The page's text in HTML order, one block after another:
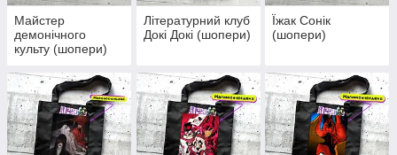
Майстер
демонічного
культу (шопери)
Літературний клуб
Докі Докі (шопери)
Їжак Сонік
(шопери)